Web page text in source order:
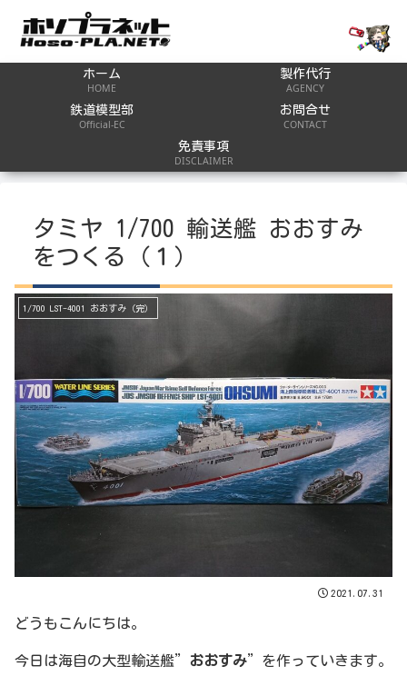
ホーム
HOME
製作代行
AGENCY
鉄道模型部
Official-EC
お問合せ
CONTACT
免責事項
DISCLAIMER
タミヤ 1/700 輸送艦 おおすみ
をつくる（１）
1/700 LST-4001 おおすみ（完）
2021.07.31
どうもこんにちは。
今日は海自の大型輸送艦” おおすみ”を作っていきます。